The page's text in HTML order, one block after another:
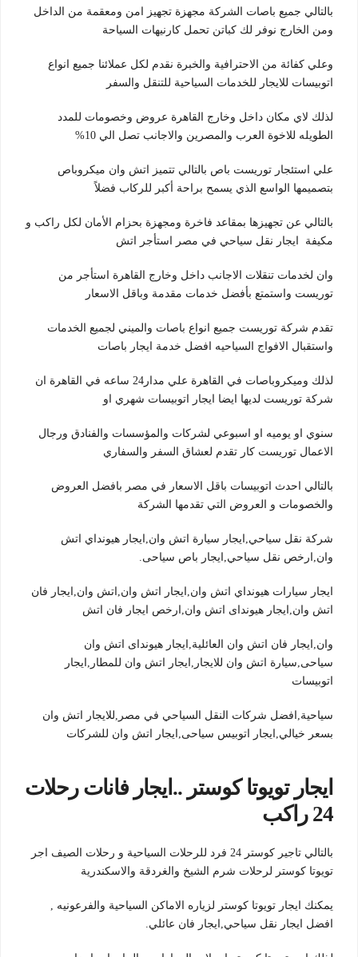
بالتالي جميع باصات الشركة مجهزة تجهيز امن ومعقمة من الداخل
ومن الخارج نوفر لك كباتن تحمل كارنيهات السياحة
وعلي كفائة من الاحترافية والخبرة نقدم لكل عملائنا جميع انواع
اتوبيسات للايجار للخدمات السياحية للتنقل والسفر
لذلك لاي مكان داخل وخارج القاهرة عروض وخصومات للمدد
الطويله للاخوة العرب والمصرين والاجانب تصل الي 10%
علي استئجار توريست باص بالتالي تتميز اتش وان ميكروباص
بتصميمها الواسع الذي يسمح براحة أكبر للركاب فضلاً
بالتالي عن تجهيزها بمقاعد فاخرة ومجهزة بحزام الأمان لكل راكب و
مكيفة ايجار نقل سياحي في مصر استأجر اتش
وان لخدمات تنقلات الاجانب داخل وخارج القاهرة استأجر من
توريست واستمتع بأفضل خدمات مقدمة وباقل الاسعار
تقدم شركة توريست جميع انواع باصات والميني لجميع الخدمات
واستقبال الافواج السياحيه افضل خدمة ايجار باصات
لذلك وميكروباصات في القاهرة علي مدار24 ساعه في القاهرة ان
شركة توريست لديها ايضا ايجار اتوبيسات شهري او
سنوي او يوميه او اسبوعي لشركات والمؤسسات والفنادق ورجال
الاعمال توريست كار تقدم لعشاق السفر والسفاري
بالتالي احدث اتوبيسات باقل الاسعار في مصر بافضل العروض
والخصومات و العروض التي تقدمها الشركة
شركة نقل سياحي,ايجار سيارة اتش وان,ايجار هيونداي اتش
وان,ارخص نقل سياحي,ايجار باص سياحى.
ايجار سيارات هيونداي اتش وان,ايجار اتش وان,اتش وان,ايجار فان
اتش وان,ايجار هيونداى اتش وان,ارخص ايجار فان اتش
وان,ايجار فان اتش وان العائلية,ايجار هيونداى اتش وان
سياحى,سيارة اتش وان للايجار,ايجار اتش وان للمطار,ايجار
اتوبيسات
سياحية,افضل شركات النقل السياحي في مصر,للايجار اتش وان
بسعر خيالي,ايجار اتوبيس سياحى,ايجار اتش وان للشركات
ايجار تويوتا كوستر ..ايجار فانات رحلات
24 راكب
بالتالي تاجير كوستر 24 فرد للرحلات السياحية و رحلات الصيف اجر
تويوتا كوستر لرحلات شرم الشيخ والغردقة والاسكندرية
يمكنك ايجار تويوتا كوستر لزياره الاماكن السياحية والفرعونيه ,
افضل ايجار نقل سياحي,ايجار فان عائلي.